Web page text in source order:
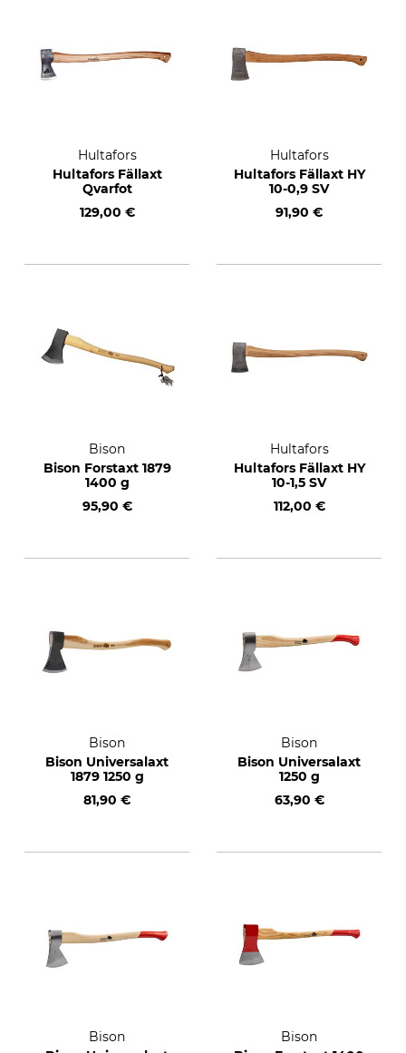
Hultafors
Hultafors Fällaxt
Qvarfot
129,00 €
Hultafors
Hultafors Fällaxt HY
10-0,9 SV
91,90 €
Bison
Bison Forstaxt 1879
1400 g
95,90 €
Hultafors
Hultafors Fällaxt HY
10-1,5 SV
112,00 €
Bison
Bison Universalaxt
1879 1250 g
81,90 €
Bison
Bison Universalaxt
1250 g
63,90 €
Bison
Bison